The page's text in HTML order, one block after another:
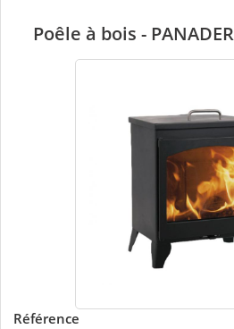
Poêle à bois -
Référence